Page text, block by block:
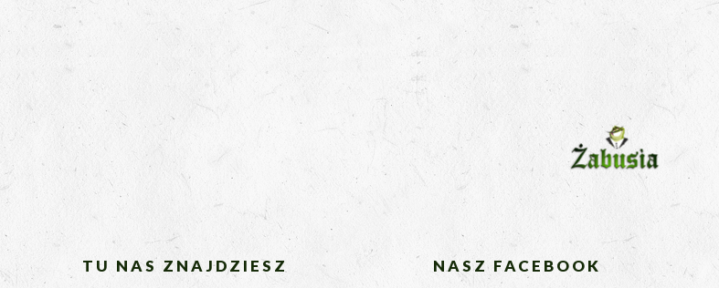
TU NAS ZNAJDZIESZ NASZ FACEBOOK